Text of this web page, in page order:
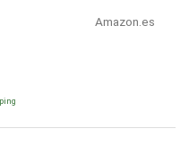
Amazon.es